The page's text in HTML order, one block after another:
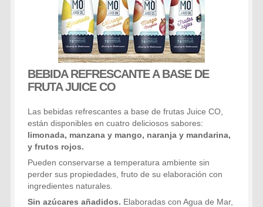
BEBIDA REFRESCANTE A BASE DE
FRUTA JUICE CO
Las bebidas refrescantes a base de frutas Juice CO,
están disponibles en cuatro deliciosos sabores:
limonada, manzana y mango, naranja y mandarina,
y frutos rojos.
Pueden conservarse a temperatura ambiente sin
perder sus propiedades, fruto de su elaboración con
ingredientes naturales.
Sin azúcares añadidos. Elaboradas con Agua de Mar,